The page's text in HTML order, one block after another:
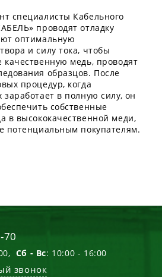
специалисты Кабельного
проводят отладку
оптимальную
и силу тока, чтобы
качественную медь, проводят
образцов. После
процедур, когда
в полную силу, он
собственные
в высококачественной меди,
потенциальным покупателям.
70
Сб - Вс: 10:00 - 16:00
звонок